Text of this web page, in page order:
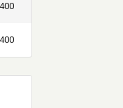
400
400